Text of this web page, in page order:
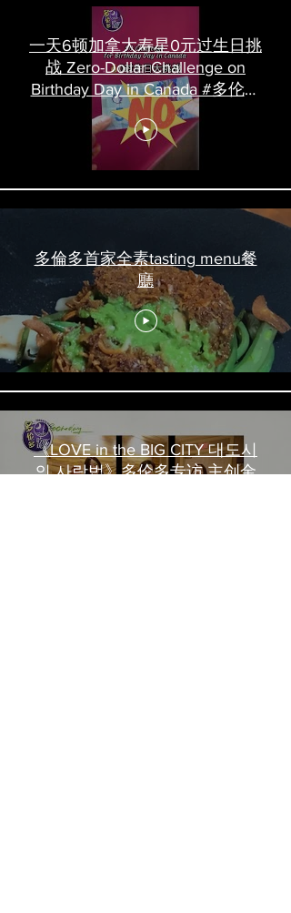
一天6顿加拿大寿星0元过生日挑
战 Zero-Dollar Challenge on
Birthday Day in Canada #多伦多
吃喝玩乐 #多伦多美食
#torontofood
多倫多首家全素tasting menu餐
廳
《LOVE in the BIG CITY 대도시
의 사랑법》多伦多专访 主创金